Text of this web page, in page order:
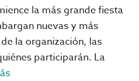
la más grande fiesta
nuevas y más
la organización, las
participarán. La
acerca